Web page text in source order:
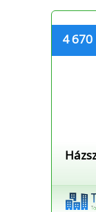
4 670